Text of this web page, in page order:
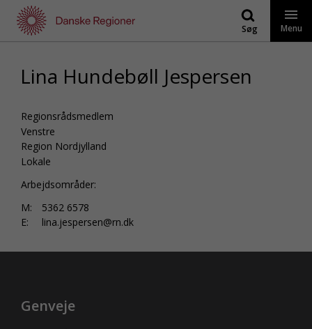
indhold
Søg Menu
Lina Hundebøll Jespersen
Regionsrådsmedlem
Venstre
Region Nordjylland
Lokale
Arbejdsområder:
M:
5362 6578
E:
lina.jespersen@rn.dk
Genveje